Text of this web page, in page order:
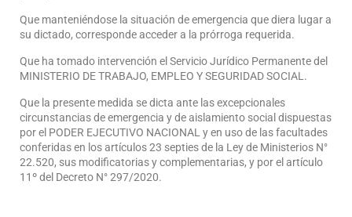
Que manteniéndose la situación de emergencia que diera lugar a
su dictado, corresponde acceder a la prórroga requerida.
Que ha tomado intervención el Servicio Jurídico Permanente del
MINISTERIO DE TRABAJO, EMPLEO Y SEGURIDAD SOCIAL.
Que la presente medida se dicta ante las excepcionales
circunstancias de emergencia y de aislamiento social dispuestas
por el PODER EJECUTIVO NACIONAL y en uso de las facultades
conferidas en los artículos 23 septies de la Ley de Ministerios N°
22.520, sus modificatorias y complementarias, y por el artículo
11º del Decreto N° 297/2020.